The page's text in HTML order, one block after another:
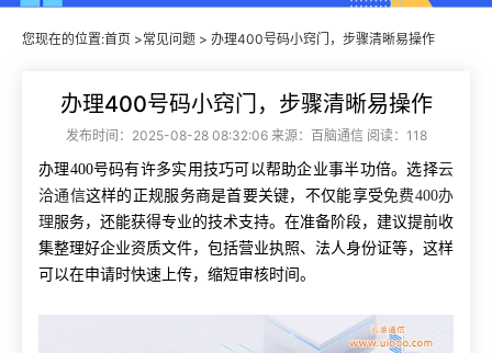
您现在的位置:首页 >常见问题 > 办理400号码小窍门，步骤清晰易操作
办理400号码小窍门，步骤清晰易操作
发布时间：2025-08-28 08:32:06 来源：百脑通信 阅读：118
办理400号码有许多实用技巧可以帮助企业事半功倍。选择云
洽通信这样的正规服务商是首要关键，不仅能享受免费400办
理服务，还能获得专业的技术支持。在准备阶段，建议提前收
集整理好企业资质文件，包括营业执照、法人身份证等，这样
可以在申请时快速上传，缩短审核时间。